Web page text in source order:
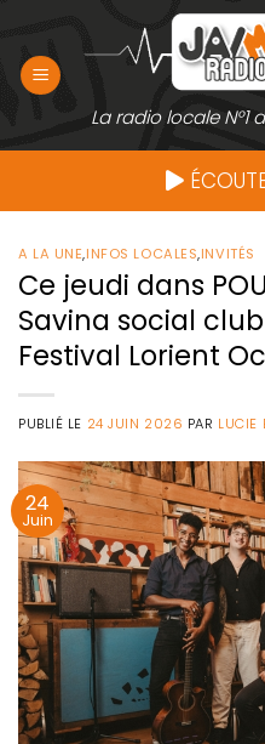
contenu
La radio locale N°1
A LA UNE,INFOS LOCALES,INVITÉS
Ce jeudi dans
Savina social
Festival Lorient
PUBLIÉ LE 24 JUIN 2026 PAR LUCIE
24
Juin